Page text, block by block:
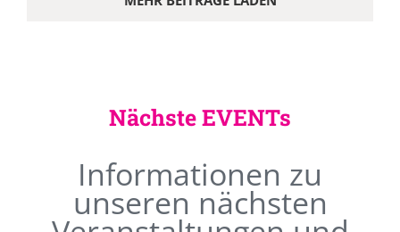
Nächste EVENTs
Informationen zu
unseren nächsten